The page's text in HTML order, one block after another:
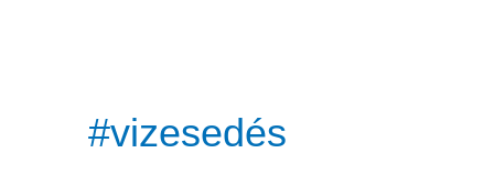
#vizesedés